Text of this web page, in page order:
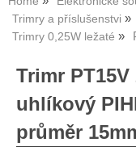
Trimry a příslušenstvi
Trimry 0,25W ležaté
Trimr
uhlíkový
průměr